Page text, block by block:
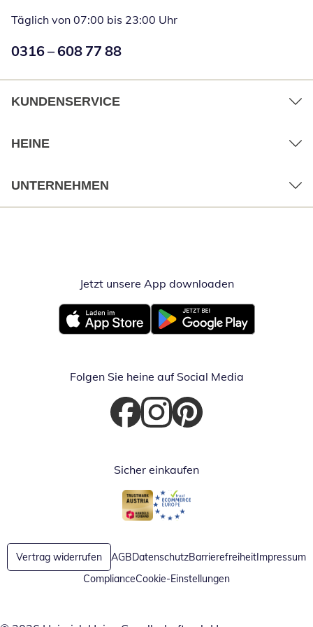
Täglich von 07:00 bis 23:00 Uhr
Numéro de téléphone:
0316 – 608 77 88
KUNDENSERVICE
HEINE
UNTERNEHMEN
Jetzt unsere App downloadenÖffnet in
Öffnet in neuem FensterÖffnet in neuem Fenster
Folgen Sie heine auf Social Media
Öffnet in neuem Fenster
Öffnet in neuem Fenster
Öffnet in neuem Fenster
Sicher einkaufen
Öffnet in neuem Fenster
Öffnet in neuem Fenster
Vertrag widerrufen AGBDatenschutzBarrierefreiheitImpressum
ComplianceCookie-Einstellungen